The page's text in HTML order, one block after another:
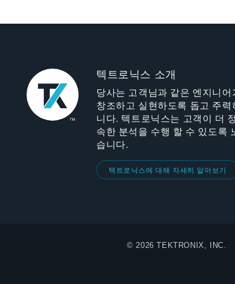
텍트로닉스 소개
당사는 고객님과 같은 엔지니어
창조하고 실현하도록 돕고 주력
니다. 텍트로닉스는 고객이 더
속한 분석을 수행 할 수 있도록
습니다.
텍트로닉스에 대해 자세히 알아보기
© 2026 TEKTRONIX, INC.